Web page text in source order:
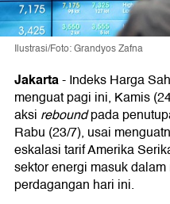
Ilustrasi/Foto: Grandyos Zafna
Jakarta-Indeks Harga
menguat pagi ini, Kamis
aksi reboundpada
Rabu (23/7), usai
eskalasi tarif Amerika
sektor energi masuk
perdagangan hari ini.